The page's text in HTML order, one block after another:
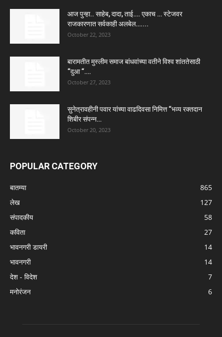
आज पुन्हा.. साहेब, दादा, ताई…. एकाच … स्टेजवर
राजकारणात सर्वकाही अलबेल…....
October 22, 2023
बारामतीत मुस्लीम समाज बांधवांच्या वतीने विश्व शांततेसाठी
“दुआ “….
October 27, 2023
सुनेत्रावहीनी पवार यांच्या वाढदिवसा निमित्त “भव्य रक्तदान
शिबीर संपन्न…
October 20, 2023
POPULAR CATEGORY
बातम्या
865
लेख
127
संपादकीय
58
कविता
27
भावनगरी डायरी
14
भावनगरी
14
देश - विदेश
7
मनोरंजन
6